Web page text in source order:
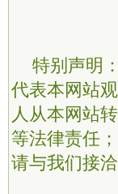
特别声明
代表本网站
人从本网站
等法律责任
请与我们接洽